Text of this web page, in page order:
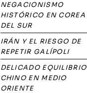
NEGACIONISMO
HISTÓRICO EN COREA
DEL SUR
IRÁN Y EL RIESGO DE
REPETIR GALÍPOLI
DELICADO EQUILIBRIO
CHINO EN MEDIO
ORIENTE